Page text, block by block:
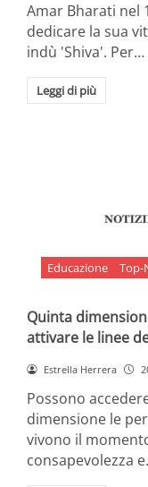
Amar Bharati nel
dedicare la sua
indù 'Shiva'. Per…
Leggi di più
Educazione Top-
Quinta
attivare le linee
Estrella Herrera
Possono
dimensione le
vivono il
consapevolezza